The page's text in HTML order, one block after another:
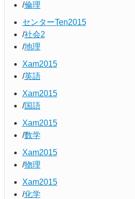
倫理
センターTen2015
社会2
地理
Xam2015
英語
Xam2015
国語
Xam2015
数学
Xam2015
物理
Xam2015
化学